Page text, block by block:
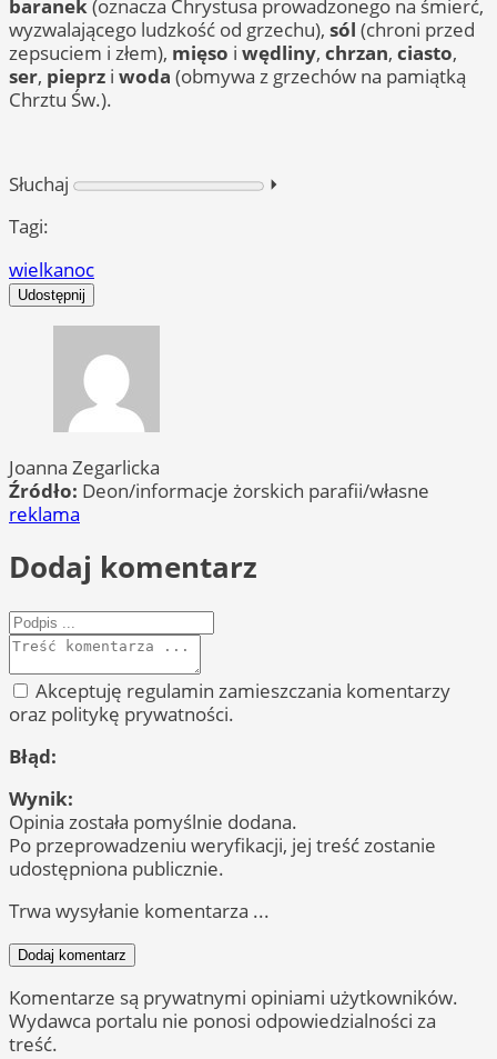
baranek(oznacza Chrystusa prowadzonego na śmierć,
wyzwalającego ludzkość od grzechu), sól (chroni przed
zepsuciem i złem), mięso i wędliny, chrzan, ciasto,
ser, pieprz i woda (obmywa z grzechów na pamiątką
Chrztu Św.).
Słuchaj
⏵︎
Tagi:
wielkanoc
Udostępnij
Joanna Zegarlicka
Źródło: Deon/informacje żorskich parafii/własne
reklama
Dodaj komentarz
Akceptuję regulamin zamieszczania komentarzy
oraz politykę prywatności.
Błąd:
Wynik:
Opinia została pomyślnie dodana.
Po przeprowadzeniu weryfikacji, jej treść zostanie
udostępniona publicznie.
Trwa wysyłanie komentarza ...
Dodaj komentarz
Komentarze są prywatnymi opiniami użytkowników.
Wydawca portalu nie ponosi odpowiedzialności za
treść.